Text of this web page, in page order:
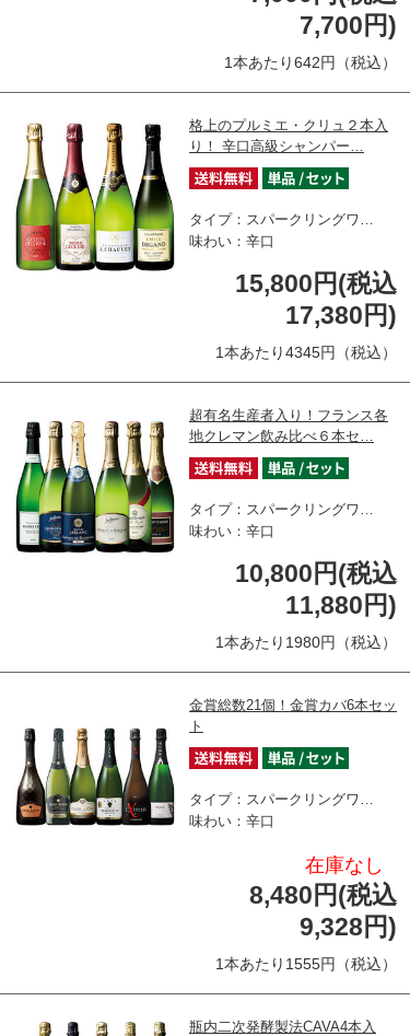
7,700円)
1本あたり642円（税込）
格上のプルミエ・クリュ２本入
り！ 辛口高級シャンパー…
タイプ：スパークリングワ…
味わい：辛口
15,800円(税込
17,380円)
1本あたり4345円（税込）
超有名生産者入り！フランス各
地クレマン飲み比べ６本セ…
タイプ：スパークリングワ…
味わい：辛口
10,800円(税込
11,880円)
1本あたり1980円（税込）
金賞総数21個！金賞カバ6本セッ
ト
タイプ：スパークリングワ…
味わい：辛口
在庫なし
8,480円(税込
9,328円)
1本あたり1555円（税込）
瓶内二次発酵製法CAVA4本入